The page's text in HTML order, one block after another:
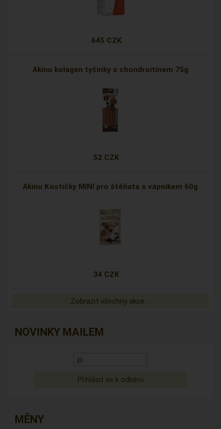
645 CZK
Akinu kolagen tyčinky s chondroitinem 75g
52 CZK
Akinu Kostičky MINI pro štěňata s vápníkem 60g
34 CZK
Zobrazit všechny akce ...
NOVINKY MAILEM
MĚNY